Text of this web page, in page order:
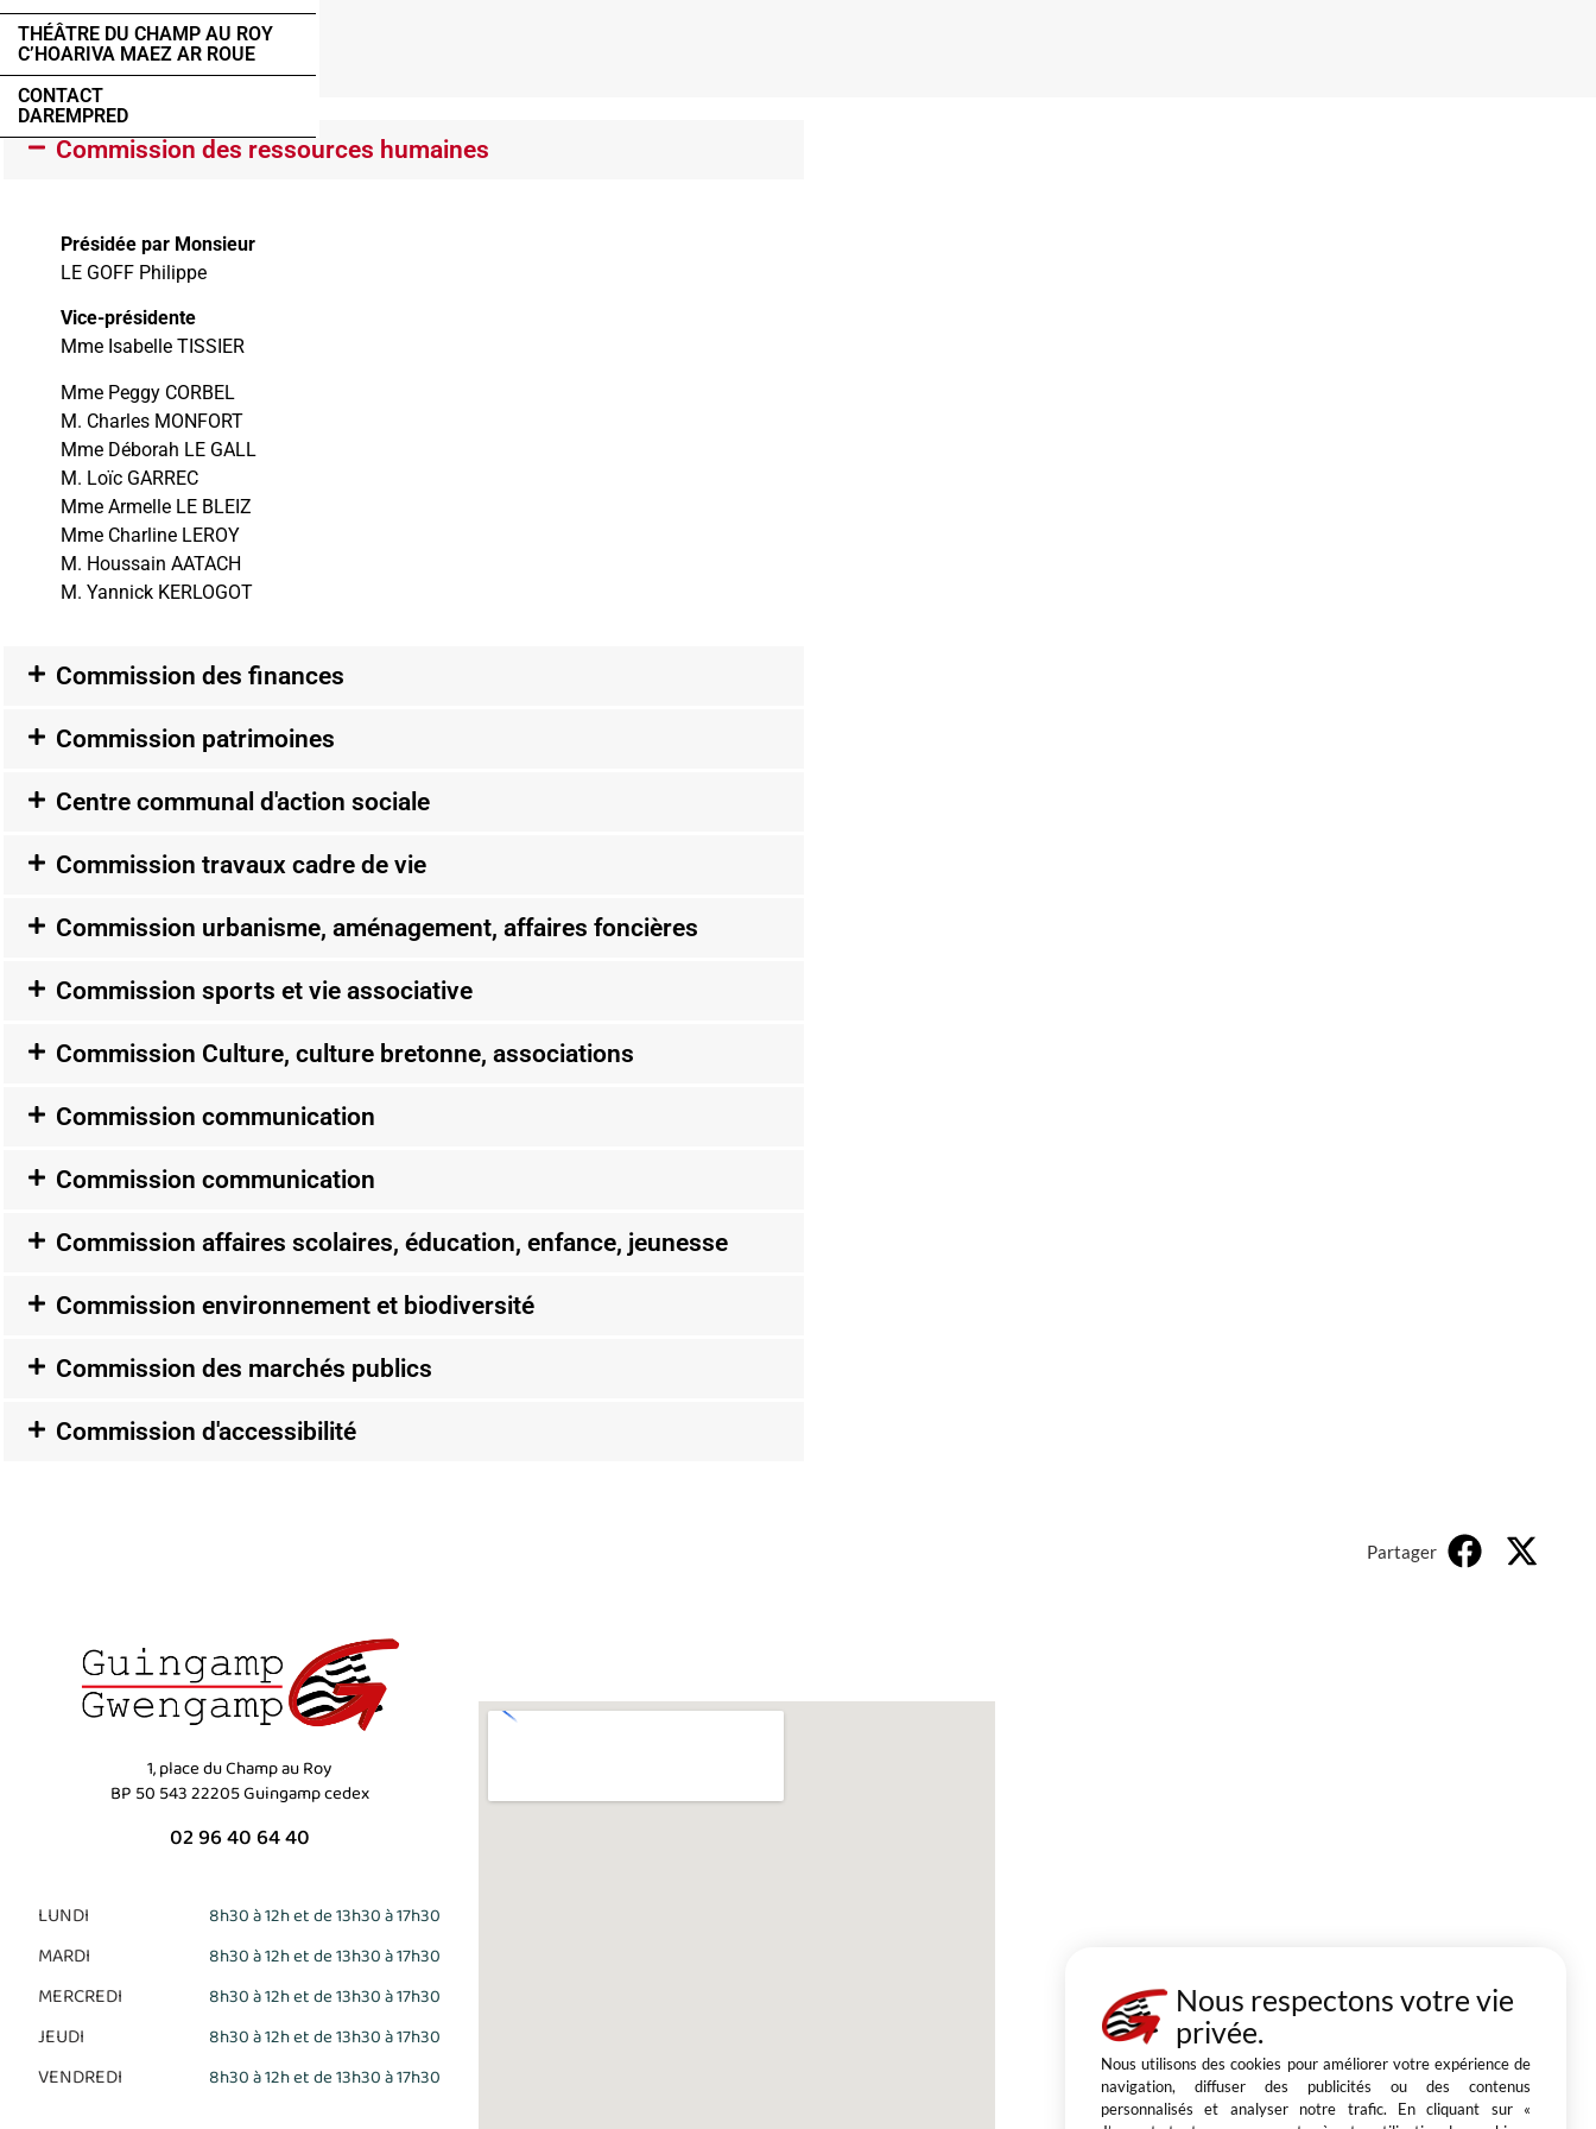
THÉÂTRE DU CHAMP AU ROY
C’HOARIVA MAEZ AR ROUE
CONTACT
DAREMPRED
Commission des ressources humaines
Présidée par Monsieur
LE GOFF Philippe
Vice-présidente
Mme Isabelle TISSIER
Mme Peggy CORBEL
M. Charles MONFORT
Mme Déborah LE GALL
M. Loïc GARREC
Mme Armelle LE BLEIZ
Mme Charline LEROY
M. Houssain AATACH
M. Yannick KERLOGOT
Commission des finances
Commission patrimoines
Centre communal d'action sociale
Commission travaux cadre de vie
Commission urbanisme, aménagement, affaires foncières
Commission sports et vie associative
Commission Culture, culture bretonne, associations
Commission communication
Commission communication
Commission affaires scolaires, éducation, enfance, jeunesse
Commission environnement et biodiversité
Commission des marchés publics
Commission d'accessibilité
Partager
1, place du Champ au Roy
BP 50 543 22205 Guingamp cedex
02 96 40 64 40
LUNDI 8h30 à 12h et de 13h30 à 17h30
MARDI 8h30 à 12h et de 13h30 à 17h30
MERCREDI 8h30 à 12h et de 13h30 à 17h30
JEUDI 8h30 à 12h et de 13h30 à 17h30
VENDREDI 8h30 à 12h et de 13h30 à 17h30
Nous respectons votre vie
privée.
Nous utilisons des cookies pour améliorer votre expérience de
navigation, diffuser des publicités ou des contenus
personnalisés et analyser notre trafic. En cliquant sur «